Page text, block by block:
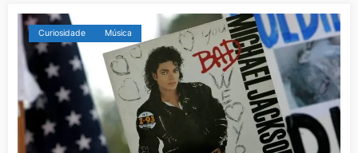
Curiosidade Música